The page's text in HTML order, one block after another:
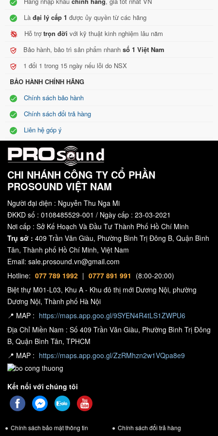
mạnh mẽ trong các phòng cinema Home. hệ thống được sử dụng
cho đa dạng mục đích như:
Phòng Chiếu Phim Gia Đình kết hợp hát karaoke
Phòng chiếu phim chuyên nghiệp
Phòng chiếu phim kinh doanh
Dùng nghe nhạc cho phòng trà coffe..
Là đại lý cấp 1 được ủy quyền từ các hãng
Hỗ trợtrọn đời với kỹ thuật kinh nghiệm lâu năm
Bảo hành, bảo trì sản phẩm nhanh số 1 Việt Nam
1 đổi 1 trong 15 ngày nếu lỗi do NSX
BẢO HÀNH CHÍNH HÃNG
Chính sách bảo hành
Chính sách đổi trả hàng
Liên hệ góp ý
CHI NHÁNH CÔNG TY CỔ PHẦN
PROSOUND VIỆT NAM
Người đại diện : Nguyễn Thu Nga Mi
ĐKKD số : 0108485529-001 / Ngày cấp : 23-03-2021
Nơi cấp : Sở Kế Hoạch Và Đầu Tư Thành Phố Hồ Chí Minh
Trụ sở : 409 Trần Văn Giàu, Phường Bình Trị Đông B, Quận Bình
Tân, Thành phố Hồ Chí Minh, Việt Nam
Email: sale.prosound.vn@gmail.com
Hotline: 077 789 1992 | 0777 891 991 (8:00-20:00)
Biệt thự M01-L03, Khu A - Khu đô thị mới Dương Nội, phường
Dương Nội, Thành phố Hà Nội
📍 MAP : https://maps.app.goo.gl/9SYEN4R4tLS1ZWPU6
Địa Chỉ Miền Nam : Số 409 Trần Văn Giàu, Phường Bình Trị Đông
B, Quận Bình Tân, TPHCM
📍 MAP : https://maps.app.goo.gl/ZzRMhzn2w1VQpa8e9
Kết nối với chúng tôi
Chính sách bảo mật thông tin Chính sách đổi trả hàng